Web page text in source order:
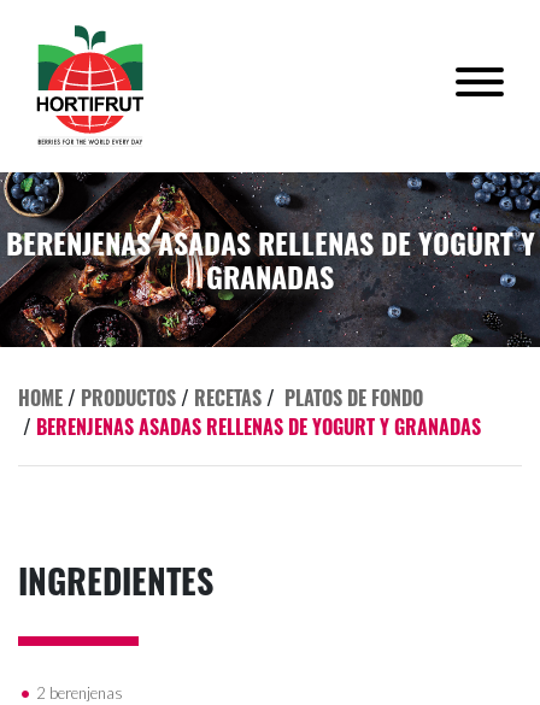
BERENJENAS ASADAS RELLENAS DE YOGURT Y
GRANADAS
HOME/ PRODUCTOS/ RECETAS/ PLATOS DE FONDO
/ BERENJENAS ASADAS RELLENAS DE YOGURT Y GRANADAS
INGREDIENTES
2 berenjenas